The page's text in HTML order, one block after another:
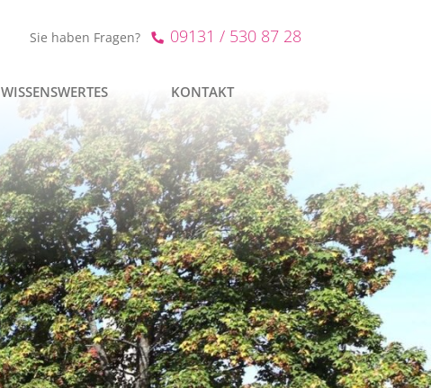
Sie haben Fragen? 09131 / 530 87 28
WISSENSWERTES KONTAKT